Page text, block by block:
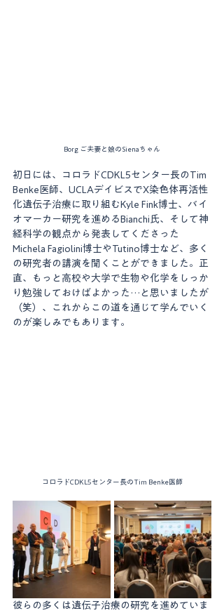
Borg ご夫妻と娘のSienaちゃん
初日には、コロラドCDKL5センター長のTim
Benke医師、UCLAデイビスでX染色体再活性
化遺伝子治療に取り組むKyle Fink博士、バイ
オマーカー研究を進めるBianchi氏、そして神
経科学の観点から発表してくださった
Michela Fagiolini博士やTutino博士など、多く
の研究者の講演を聞くことができました。正
直、もっと高校や大学で生物や化学をしっか
り勉強しておけばよかった…と思いましたが
（笑）、これからこの道を通じて学んでいく
のが楽しみでもあります。
コロラドCDKL5センター長のTim Benke医師
彼らの多くは遺伝子治療の研究を進めていま